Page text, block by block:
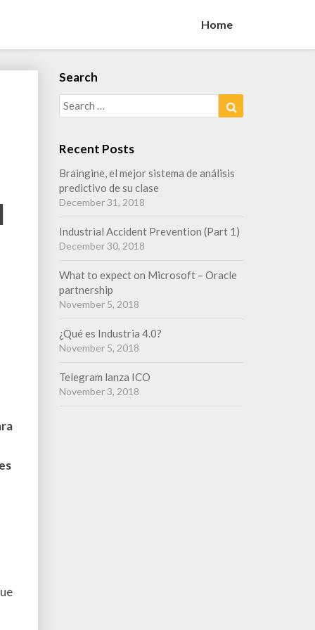
Home
Search
Search
for:
Recent Posts
Braingine, el mejor sistema de análisis
predictivo de su clase
December 31, 2018
Industrial Accident Prevention (Part 1)
December 30, 2018
What to expect on Microsoft – Oracle
partnership
November 5, 2018
¿Qué es Industria 4.0?
November 5, 2018
Telegram lanza ICO
November 3, 2018